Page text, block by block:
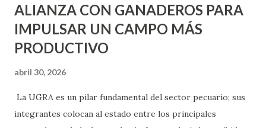
ALIANZA CON GANADEROS PARA
IMPULSAR UN CAMPO MÁS
PRODUCTIVO
abril 30, 2026
La UGRA es un pilar fundamental del sector pecuario; sus
integrantes colocan al estado entre los principales